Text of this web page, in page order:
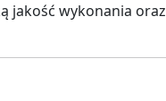
jakość wykonania oraz